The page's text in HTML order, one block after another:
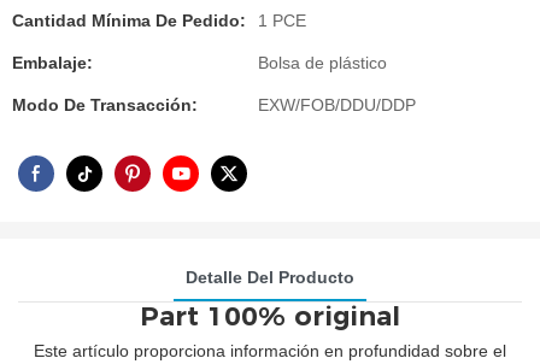
Cantidad Mínima De Pedido: 1 PCE
Embalaje: Bolsa de plástico
Modo De Transacción: EXW/FOB/DDU/DDP
Detalle Del Producto
Part 100% original
Este artículo proporciona información en profundidad sobre el